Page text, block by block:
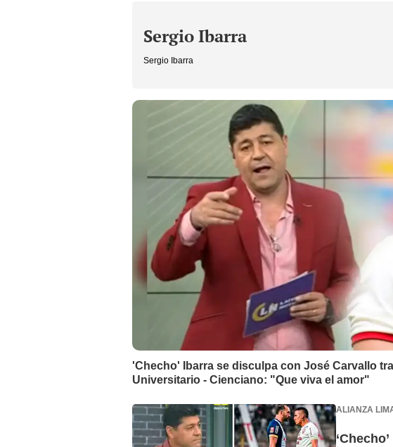
Sergio Ibarra
Sergio Ibarra
'Checho' Ibarra se disculpa con José Carvallo
Universitario - Cienciano: "Que viva el amor"
ALIANZA